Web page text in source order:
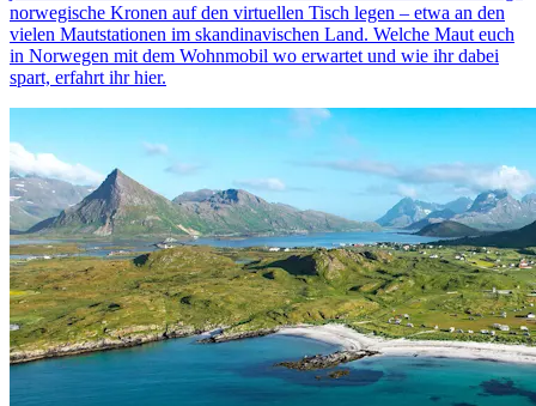
norwegische Kronen auf den virtuellen Tisch legen – etwa an den
vielen Mautstationen im skandinavischen Land. Welche Maut euch
in Norwegen mit dem Wohnmobil wo erwartet und wie ihr dabei
spart, erfahrt ihr hier.